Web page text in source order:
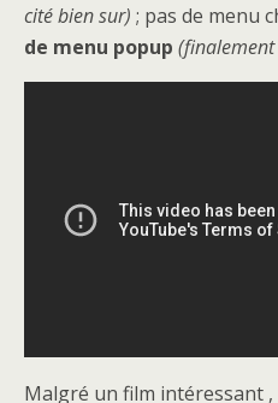
cité bien sur) ; pas de menu
de menu popup
Malgré un film intéressant